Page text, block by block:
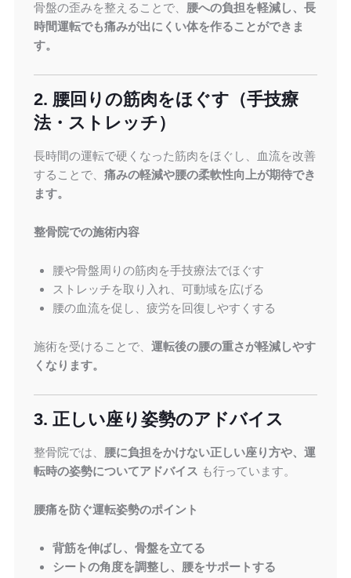
骨盤の歪みを整えることで、 腰への負担を軽減し、長
時間運転でも痛みが出にくい体を作ることができま
す。
2. 腰回りの筋肉をほぐす（手技療
法・ストレッチ）
長時間の運転で硬くなった筋肉をほぐし、血流を改善
することで、 痛みの軽減や腰の柔軟性向上が期待でき
ます。
整骨院での施術内容
腰や骨盤周りの筋肉を手技療法でほぐす
ストレッチを取り入れ、可動域を広げる
腰の血流を促し、疲労を回復しやすくする
施術を受けることで、 運転後の腰の重さが軽減しやす
くなります。
3. 正しい座り姿勢のアドバイス
整骨院では、 腰に負担をかけない正しい座り方や、運
転時の姿勢についてアドバイス も行っています。
腰痛を防ぐ運転姿勢のポイント
背筋を伸ばし、骨盤を立てる
シートの角度を調整し、腰をサポートする